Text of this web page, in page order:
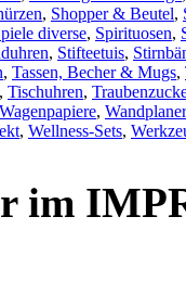
, Shopper & Beutel,
diverse, Spirituosen,
, Stifteetuis,
, Tassen, Becher & Mugs,
, Tischuhren,
Wagenpapiere, Wandplaner
, Wellness-Sets,
im